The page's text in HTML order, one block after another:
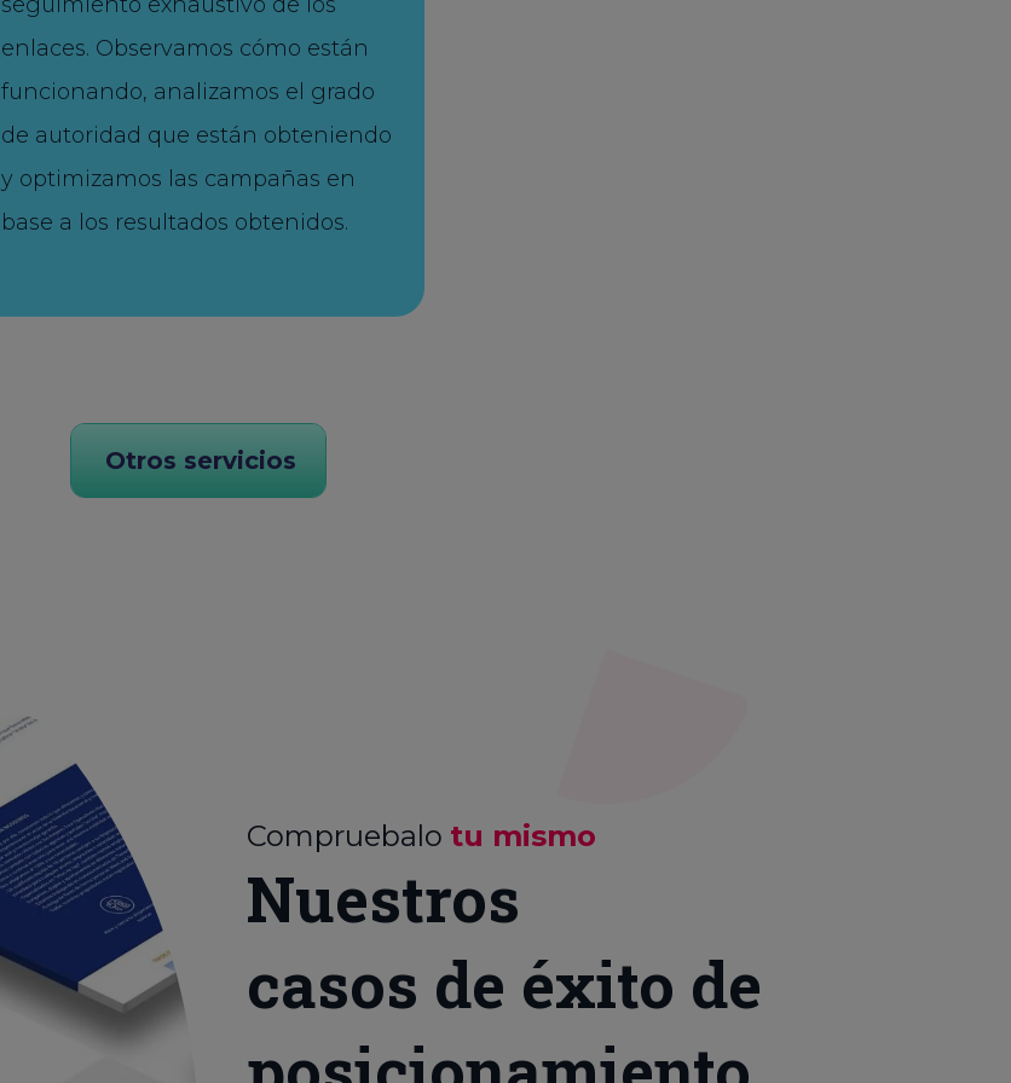
enlaces. Observamos cómo están
funcionando, analizamos el grado
de autoridad que están obteniendo
y optimizamos las campañas en
base a los resultados obtenidos.
Otros servicios
Compruebalo tu mismo
Nuestros
casos de éxito de